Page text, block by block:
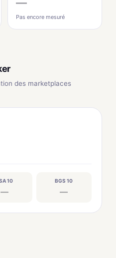
—
Pas encore mesuré
des marketplaces
10
—
BGS 10
—